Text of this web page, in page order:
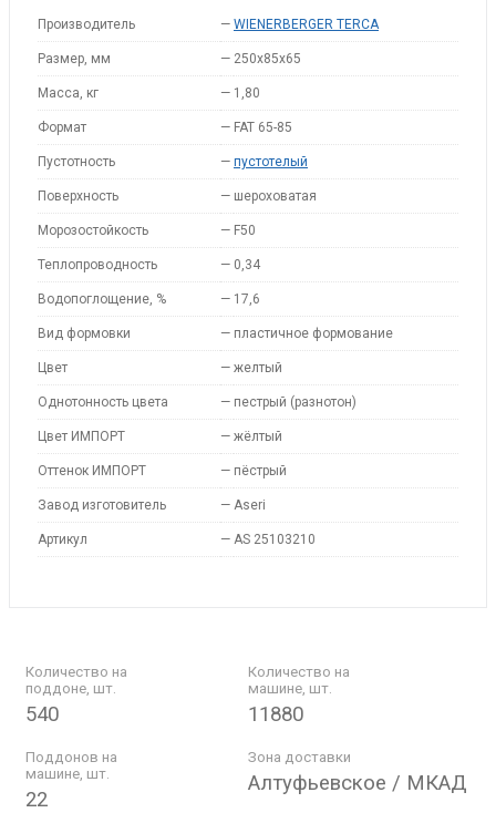
Производитель — WIENERBERGER TERCA
Размер, мм — 250x85x65
Масса, кг — 1,80
Формат — FAT 65-85
Пустотность — пустотелый
Поверхность — шероховатая
Морозостойкость — F50
Теплопроводность — 0,34
Водопоглощение, % — 17,6
Вид формовки — пластичное формование
Цвет — желтый
Однотонность цвета — пестрый (разнотон)
Цвет ИМПОРТ — жёлтый
Оттенок ИМПОРТ — пёстрый
Завод изготовитель — Aseri
Артикул — AS 25103210
Количество на
поддоне, шт.
540
Количество на
машине, шт.
11880
Поддонов на
машине, шт.
22
Зона доставки
Алтуфьевское / МКАД